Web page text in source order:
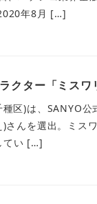
年8月 […]
クター「ミスワ
区)は、SANYO
さんを選出。ミス
てい […]